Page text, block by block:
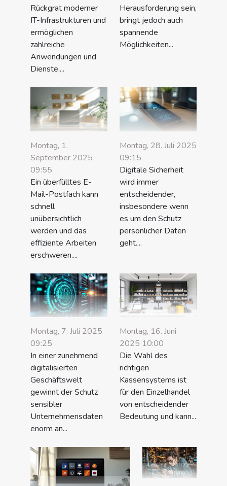
Rückgrat moderner
IT-Infrastrukturen und
ermöglichen
zahlreiche
Anwendungen und
Dienste,...
Herausforderung sein,
bringt jedoch auch
spannende
Möglichkeiten...
Montag, 1.
September 2025
09:55
Ein überfülltes E-
Mail-Postfach kann
schnell
unübersichtlich
werden und das
effiziente Arbeiten
erschweren....
Montag, 28. Juli 2025
09:15
Digitale Sicherheit
wird immer
entscheidender,
insbesondere wenn
es um den Schutz
persönlicher Daten
geht....
Montag, 7. Juli 2025
09:25
In einer zunehmend
digitalisierten
Geschäftswelt
gewinnt der Schutz
sensibler
Unternehmensdaten
enorm an...
Montag, 16. Juni
2025 10:00
Die Wahl des
richtigen
Kassensystems ist
für den Einzelhandel
von entscheidender
Bedeutung und kann...